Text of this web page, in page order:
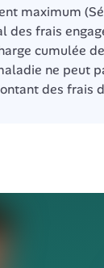
maximum
des frais
cumulée
ne peut
des frais